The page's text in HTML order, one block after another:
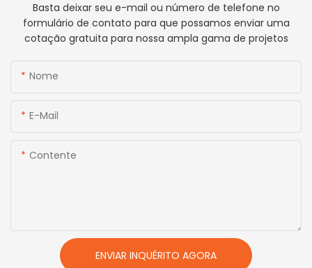
Basta deixar seu e-mail ou número de telefone no
formulário de contato para que possamos enviar uma
cotação gratuita para nossa ampla gama de projetos
Nome
E-Mail
Contente
ENVIAR INQUÉRITO AGORA